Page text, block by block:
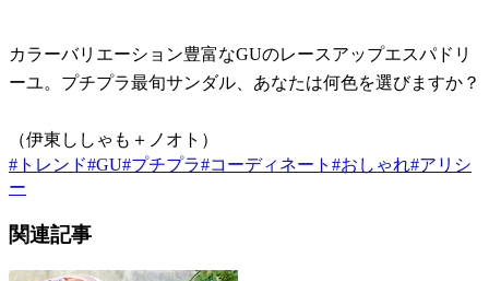
カラーバリエーション豊富なGUのレースアップエスパドリ
ーユ。プチプラ最旬サンダル、あなたは何色を選びますか？
（伊東ししゃも＋ノオト）
# トレンド#GU#プチプラ#コーディネート #おしゃれ#アリシ
ー
関連記事